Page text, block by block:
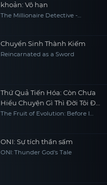
khoản: Vô hạn
The Millionaire Detective -
Chuyển Sinh Thành Kiếm
Reincarnated as a Sword
Thứ Quả Tiến Hóa: Còn Chưa
Hiểu Chuyện Gì Thì Đời Tôi Đã
Trở Nên Vô Đối
The Fruit of Evolution: Before I
ONI: Sự tích thần sấm
ONI: Thunder God's Tale